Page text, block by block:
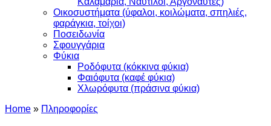
Οικοσυστήματα (ύφαλοι, κοιλώματα, σπηλιές,
φαράγκια, τοίχοι)
Ποσειδωνία
Σφουγγάρια
Φύκια
Ροδόφυτα (κόκκινα φύκια)
Φαιόφυτα (καφέ φύκια)
Χλωρόφυτα (πράσινα φύκια)
Home » Πληροφορίες